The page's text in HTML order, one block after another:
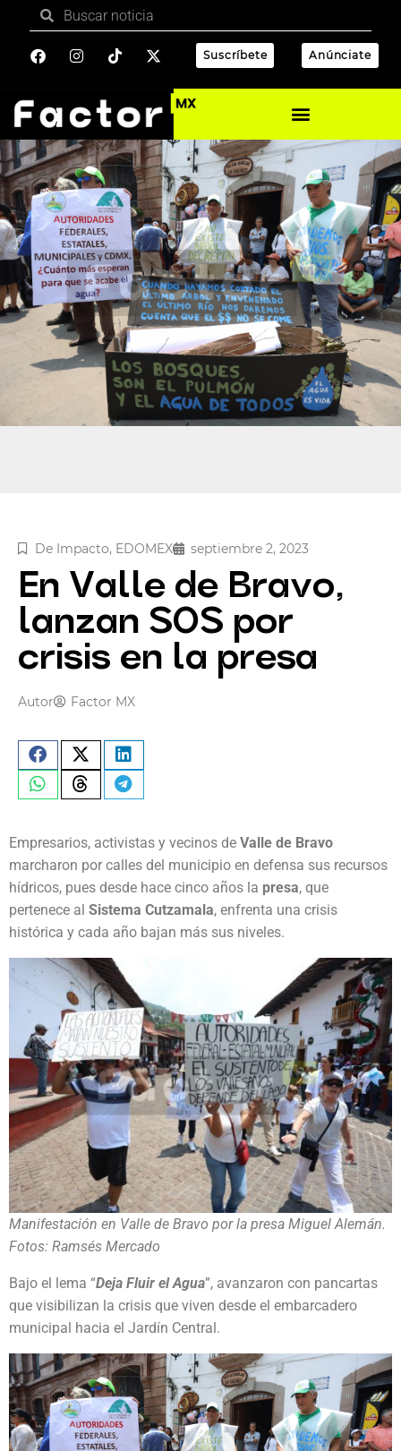
Suscríbete Anúnciate
De Impacto, EDOMEX septiembre 2, 2023
En Valle de Bravo,
lanzan SOS por
crisis en la presa
Autor Factor MX
Empresarios, activistas y vecinos de Valle de Bravo
marcharon por calles del municipio en defensa sus recursos
hídricos, pues desde hace cinco años la presa, que
pertenece al Sistema Cutzamala, enfrenta una crisis
histórica y cada año bajan más sus niveles.
Manifestación en Valle de Bravo por la presa Miguel Alemán.
Fotos: Ramsés Mercado
Bajo el lema “Deja Fluir el Agua”, avanzaron con pancartas
que visibilizan la crisis que viven desde el embarcadero
municipal hacia el Jardín Central.